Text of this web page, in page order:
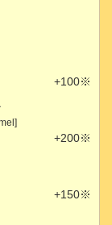
+100※
+200※
+150※